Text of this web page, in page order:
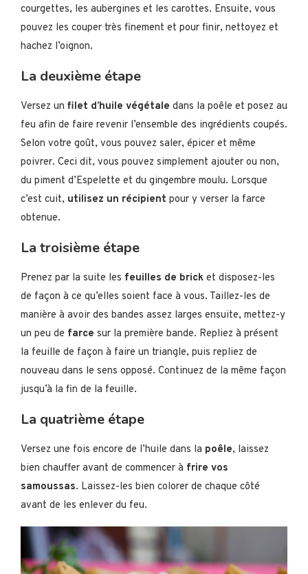
courgettes, les aubergines et les carottes. Ensuite, vous
pouvez les couper très finement et pour finir, nettoyez et
hachez l’oignon.
La deuxième étape
Versez un filet d’huile végétale dans la poêle et posez au
feu afin de faire revenir l’ensemble des ingrédients coupés.
Selon votre goût, vous pouvez saler, épicer et même
poivrer. Ceci dit, vous pouvez simplement ajouter ou non,
du piment d’Espelette et du gingembre moulu. Lorsque
c’est cuit, utilisez un récipient pour y verser la farce
obtenue.
La troisième étape
Prenez par la suite les feuilles de brick et disposez-les
de façon à ce qu’elles soient face à vous. Taillez-les de
manière à avoir des bandes assez larges ensuite, mettez-y
un peu de farce sur la première bande. Repliez à présent
la feuille de façon à faire un triangle, puis repliez de
nouveau dans le sens opposé. Continuez de la même façon
jusqu’à la fin de la feuille.
La quatrième étape
Versez une fois encore de l’huile dans la poêle, laissez
bien chauffer avant de commencer à frire vos
samoussas. Laissez-les bien colorer de chaque côté
avant de les enlever du feu.